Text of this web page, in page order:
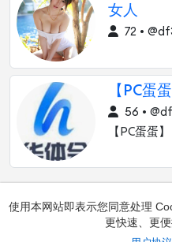
女人
72 •
【PC蛋蛋
56 •
【PC蛋蛋】
使用本网站即表示您同意处理
更快速、更便